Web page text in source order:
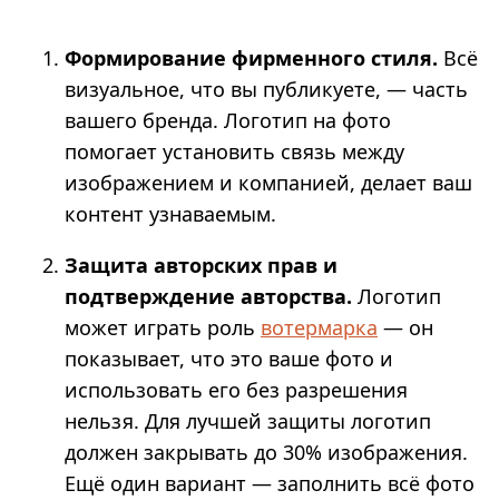
Формирование фирменного стиля. Всё
визуальное, что вы публикуете, — часть
вашего бренда. Логотип на фото
помогает установить связь между
изображением и компанией, делает ваш
контент узнаваемым.
Защита авторских прав и
подтверждение авторства. Логотип
может играть роль вотермарка — он
показывает, что это ваше фото и
использовать его без разрешения
нельзя. Для лучшей защиты логотип
должен закрывать до 30% изображения.
Ещё один вариант — заполнить всё фото